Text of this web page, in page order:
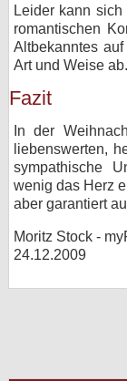
Leider kann
romantischen
Altbekanntes
Art und Weise ab.
Fazit
In der
liebenswerten,
sympathische
wenig das Herz
aber garantiert
Moritz Stock -
24.12.2009